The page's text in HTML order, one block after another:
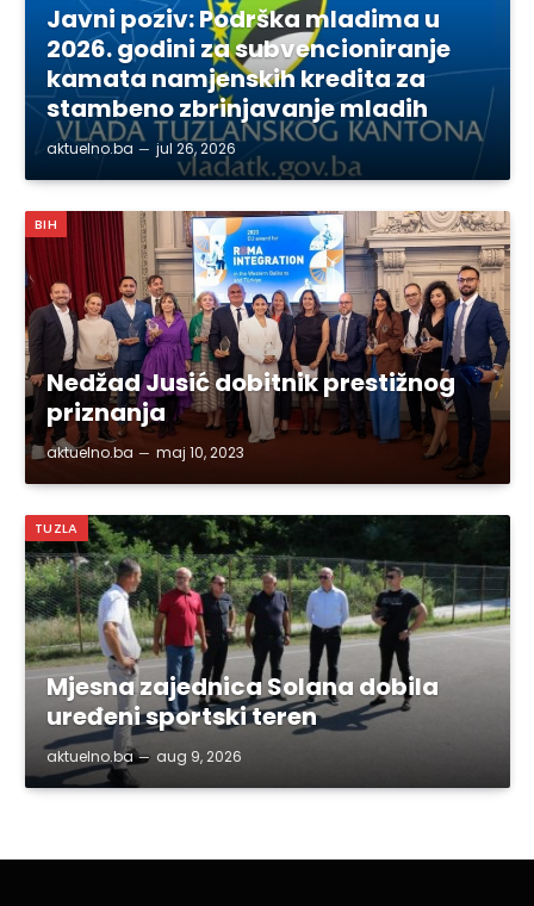
Javni poziv: Podrška mladima u
2026. godini za subvencioniranje
kamata namjenskih kredita za
stambeno zbrinjavanje mladih
aktuelno.ba jul 26, 2026
BIH
Nedžad Jusić dobitnik prestižnog
priznanja
aktuelno.ba maj 10, 2023
TUZLA
Mjesna zajednica Solana dobila
uređeni sportski teren
aktuelno.ba aug 9, 2026